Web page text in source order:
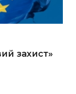
захист»